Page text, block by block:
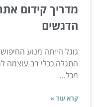
מדריך קידום
הדגשים
גוגל הייתה מנוע
מכל...
קרא עוד »